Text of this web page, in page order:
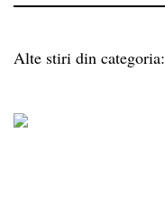
Alte stiri din categoria: